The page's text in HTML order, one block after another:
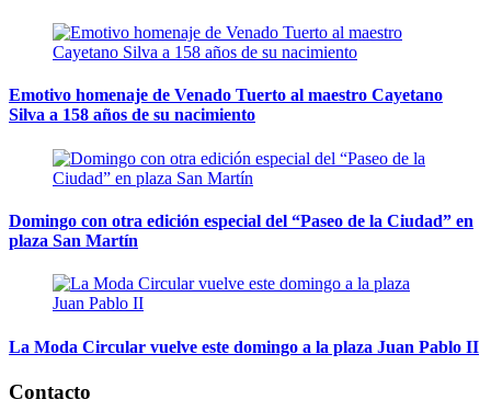
Emotivo homenaje de Venado Tuerto al maestro Cayetano
Silva a 158 años de su nacimiento
Domingo con otra edición especial del “Paseo de la Ciudad” en
plaza San Martín
La Moda Circular vuelve este domingo a la plaza Juan Pablo II
Contacto